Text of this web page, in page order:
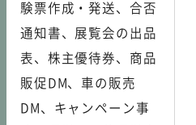
験票作成・発送、合否
通知書、展覧会の出品
表、株主優待券、商品
販促DM、車の販売
DM、キャンペーン事